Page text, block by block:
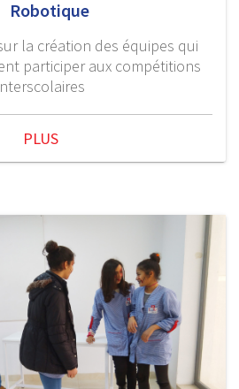
Robotique
la création des équipes qui
participer aux compétitions
PLUS